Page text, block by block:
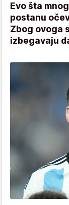
Evo šta
postanu
Zbog ovoga
izbegavaju